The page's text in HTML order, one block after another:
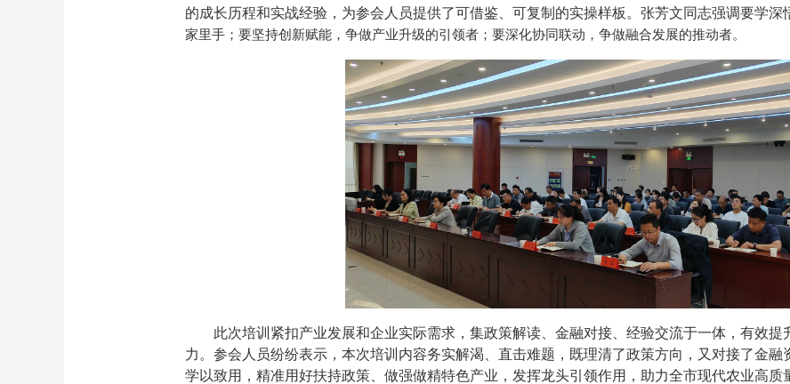
的成长历程和实战经验，为参会人员提供了可借鉴、可复制的实操样板。张芳文同志强调要学深
家里手 ；要坚持创新赋能，争做产业升级的引领者；要深化协同联动，争做融合发展的推动者。
此次培训紧扣产业发展和企业实际需求，集政策解读、金融对接、经验交流于一体，有效
力。参会人员纷纷表示，本次培训内容务实解渴、直击难题，既理清了政策方向，又对接了金
学以致用，精准用好扶持政策、做强做精特色产业，发挥龙头引领作用，助力全市现代农业高质